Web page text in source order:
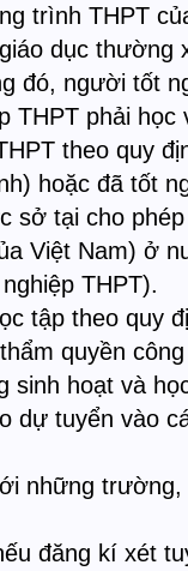
trình THPT
dục thường
đó, người tốt
THPT phải học
theo quy
hoặc đã tốt
sở tại cho
Việt Nam) ở
THPT).
theo quy
quyền
sinh hoạt và
dự tuyển vào
những
đăng kí xét